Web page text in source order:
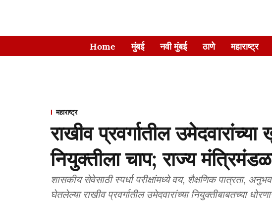
Home मुंबई नवी मुंबई ठाणे महाराष्ट्र
महाराष्ट्र
राखीव प्रवर्गातील
नियुक्तीला चाप; राज्य
शासकीय सेवेसाठी स्पर्धा परीक्षांमध्ये वय, शैक्षणिक पात्रता,
घेतलेल्या राखीव प्रवर्गातील उमेदवारांच्या नियुक्तीबाबतच्या